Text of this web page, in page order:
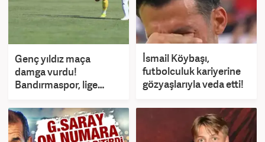
Genç yıldız maça
damga vurdu!
Bandırmaspor, lige
İsmail Köybaşı,
futbolculuk kariyerine
gözyaşlarıyla veda etti!